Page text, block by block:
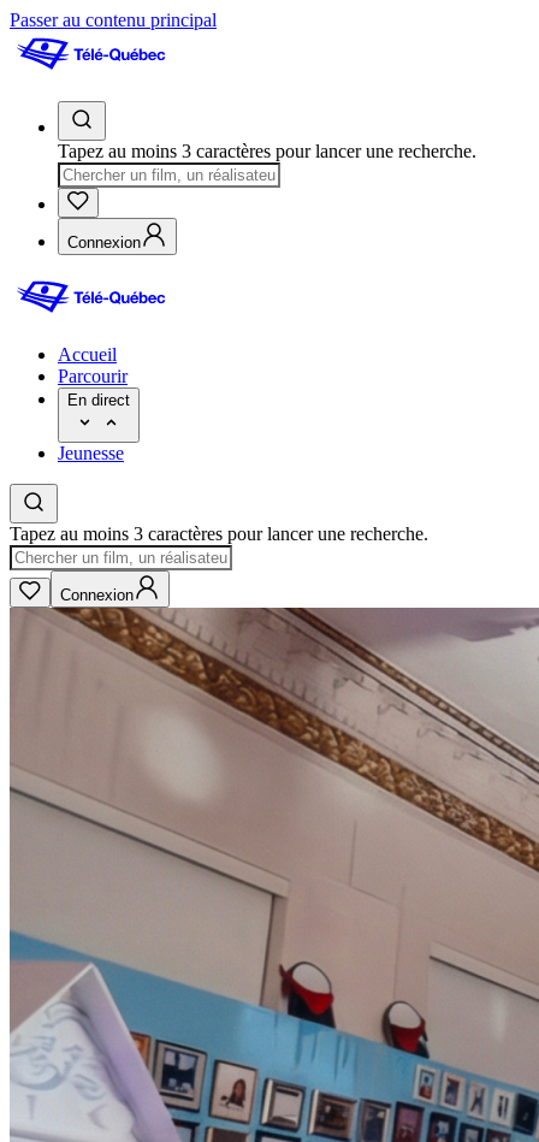
Passer au contenu principal
Tapez au moins 3 caractères pour lancer une recherche.
Connexion
Accueil
Parcourir
En direct
Jeunesse
Tapez au moins 3 caractères pour lancer une recherche.
Connexion